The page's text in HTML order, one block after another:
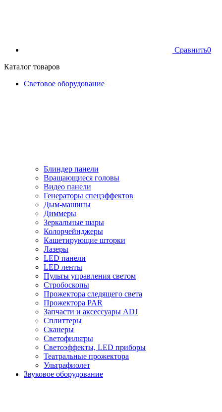
Сравнить0
Каталог товаров
Световое оборудование
Блиндер панели
Вращающиеся головы
Видео панели
Генераторы спецэффектов
Дым-машины
Диммеры
Зеркальные шары
Колорчейнджеры
Кашетирующие шторки
Лазеры
LED панели
LED ленты
Пульты управления светом
Стробоскопы
Прожектора следящего света
Прожектора PAR
Запчасти и аксессуары ADJ
Сплиттеры
Сканеры
Светофильтры
Светоэффекты, LED приборы
Театральные прожектора
Ультрафиолет
Звуковое оборудование